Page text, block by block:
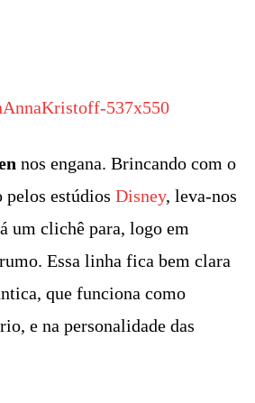
nos engana. Brincando com o
estúdios Disney, leva-nos
um clichê para, logo em
Essa linha fica bem clara
que funciona como
e na personalidade das